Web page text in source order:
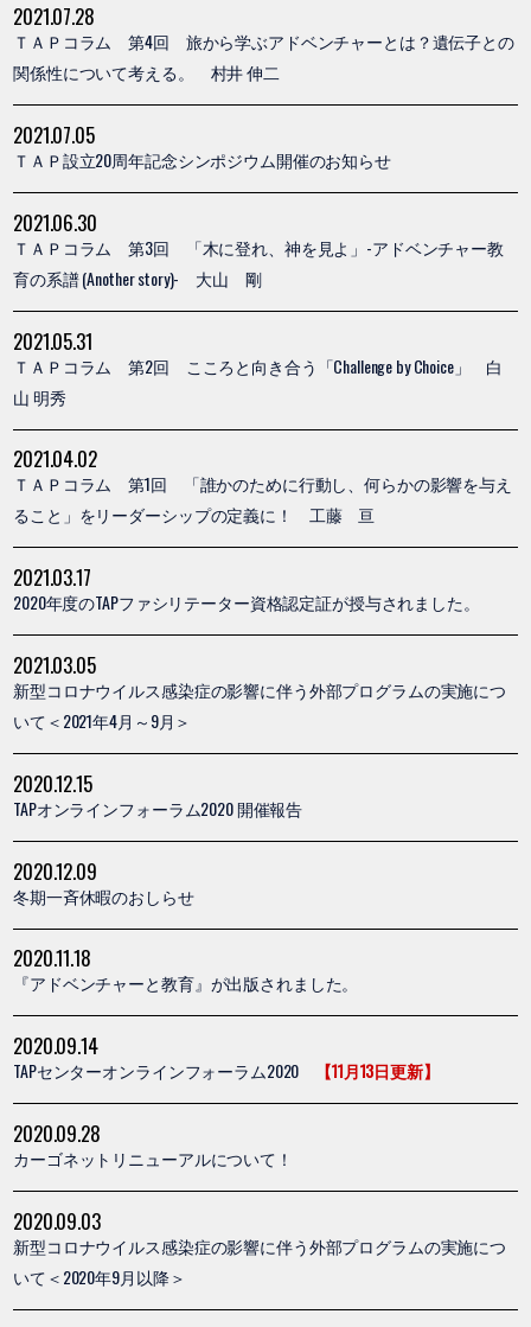
2021.07.28
ＴＡＰコラム 第4回 旅から学ぶアドベンチャーとは？遺伝子との
関係性について考える。 村井 伸二
2021.07.05
ＴＡＰ設立20周年記念シンポジウム開催のお知らせ
2021.06.30
ＴＡＰコラム 第3回 「木に登れ、神を見よ」-アドベンチャー教
育の系譜 (Another story)- 大山 剛
2021.05.31
ＴＡＰコラム 第2回 こころと向き合う「Challenge by Choice」 白
山 明秀
2021.04.02
ＴＡＰコラム 第1回 「誰かのために行動し、何らかの影響を与え
ること」をリーダーシップの定義に！ 工藤 亘
2021.03.17
2020年度のTAPファシリテーター資格認定証が授与されました。
2021.03.05
新型コロナウイルス感染症の影響に伴う外部プログラムの実施につ
いて＜2021年4月～9月＞
2020.12.15
TAPオンラインフォーラム2020 開催報告
2020.12.09
冬期一斉休暇のおしらせ
2020.11.18
『アドベンチャーと教育』が出版されました。
2020.09.14
TAPセンターオンラインフォーラム2020 【11月13日更新】
2020.09.28
カーゴネットリニューアルについて！
2020.09.03
新型コロナウイルス感染症の影響に伴う外部プログラムの実施につ
いて＜2020年9月以降＞